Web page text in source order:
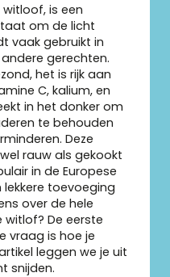
is een
om de licht
vaak gebruikt in
gerechten.
het is rijk aan
C, kalium, en
in het donker om
te behouden
Deze
rauw als gekookt
in de Europese
lekkere toevoeging
over de hele
witlof? De eerste
vraag is hoe je
leggen we je uit
snijden.